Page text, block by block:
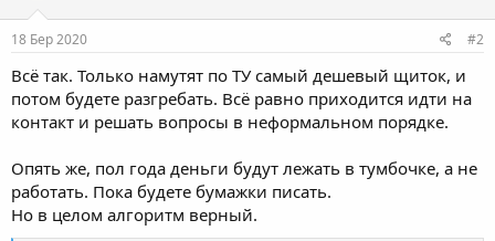
:
18 Бер 2020 #2
Всё так. Только намутят по ТУ самый дешевый щиток, и
потом будете разгребать. Всё равно приходится идти на
контакт и решать вопросы в неформальном порядке.
Опять же, пол года деньги будут лежать в тумбочке, а не
работать. Пока будете бумажки писать.
Но в целом алгоритм верный.